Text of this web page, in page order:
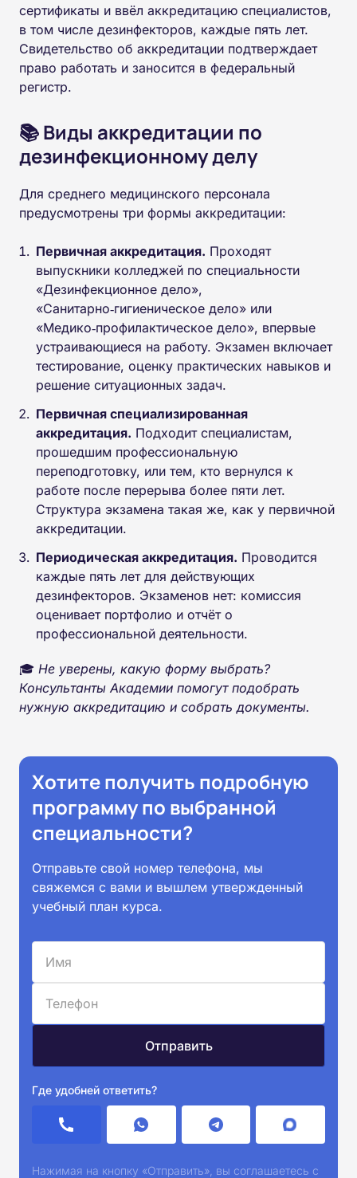
сертификаты и ввёл аккредитацию специалистов,
в том числе дезинфекторов, каждые пять лет.
Свидетельство об аккредитации подтверждает
право работать и заносится в федеральный
регистр.
📚 Виды аккредитации по
дезинфекционному делу
Для среднего медицинского персонала
предусмотрены три формы аккредитации:
Первичная аккредитация. Проходят
выпускники колледжей по специальности
«Дезинфекционное дело»,
«Санитарно‑гигиеническое дело» или
«Медико‑профилактическое дело», впервые
устраивающиеся на работу. Экзамен включает
тестирование, оценку практических навыков и
решение ситуационных задач.
Первичная специализированная
аккредитация. Подходит специалистам,
прошедшим профессиональную
переподготовку, или тем, кто вернулся к
работе после перерыва более пяти лет.
Структура экзамена такая же, как у первичной
аккредитации.
Периодическая аккредитация. Проводится
каждые пять лет для действующих
дезинфекторов. Экзаменов нет: комиссия
оценивает портфолио и отчёт о
профессиональной деятельности.
🎓 Не уверены, какую форму выбрать?
Консультанты Академии помогут подобрать
нужную аккредитацию и собрать документы.
Хотите получить подробную
программу по выбранной
специальности?
Отправьте свой номер телефона, мы
свяжемся с вами и вышлем утвержденный
учебный план курса.
Где удобней ответить?
Нажимая на кнопку «Отправить», вы соглашаетесь с